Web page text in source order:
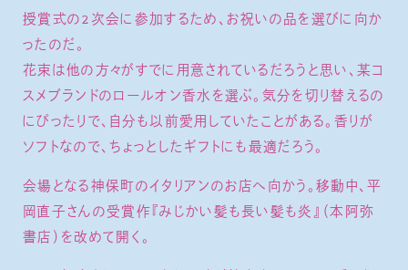
授賞式の2次会に参加するため、お祝いの品を選びに向か
ったのだ。
花束は他の方々がすでに用意されているだろうと思い、某コ
スメブランドのロールオン香水を選ぶ。気分を切り替えるの
にぴったりで、自分も以前愛用していたことがある。香りが
ソフトなので、ちょっとしたギフトにも最適だろう。
会場となる神保町のイタリアンのお店へ向かう。移動中、平
岡直子さんの受賞作『みじかい髪も長い髪も炎』（本阿弥
書店）を改めて開く。